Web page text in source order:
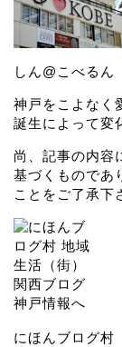
しん@こべるん
神戸をこよなく
誕生によって変
尚、記事の内容
基づくものであ
ことをご了承下
にほんブログ村